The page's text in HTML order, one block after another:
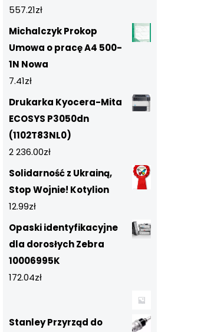
557.21zł
Michalczyk Prokop
Umowa o pracę A4 500-
1N Nowa
7.41zł
Drukarka Kyocera-Mita
ECOSYS P3050dn
(1102T83NL0)
2 236.00zł
Solidarność z Ukrainą,
Stop Wojnie! Kotylion
12.99zł
Opaski identyfikacyjne
dla dorosłych Zebra
10006995K
172.04zł
Stanley Przyrząd do